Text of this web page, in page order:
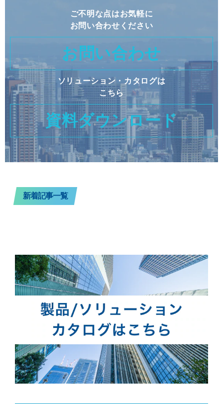
ご不明な点はお気軽に
お問い合わせください
お問い合わせ
ソリューション・カタログは
こちら
資料ダウンロード
新着記事一覧